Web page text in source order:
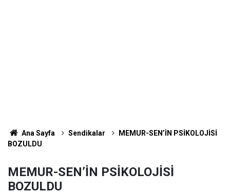
Ana Sayfa Sendikalar
MEMUR-SEN’İN PSİKOLOJİSİ
BOZULDU
MEMUR-SEN’İN PSİKOLOJİSİ
BOZULDU